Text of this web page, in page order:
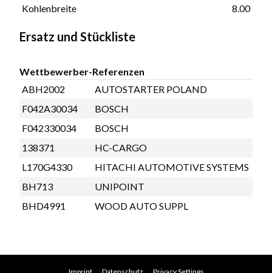
Kohlenbreite
8.00
Ersatz und Stückliste
Wettbewerber-Referenzen
ABH2002
AUTOSTARTER POLAND
F042A30034
BOSCH
F042330034
BOSCH
138371
HC-CARGO
L170G4330
HITACHI AUTOMOTIVE SYSTEMS
BH713
UNIPOINT
BHD4991
WOOD AUTO SUPPL